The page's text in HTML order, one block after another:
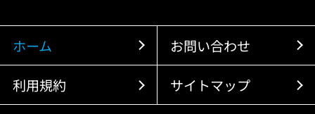
ホーム お問い合わせ
利用規約 サイトマップ